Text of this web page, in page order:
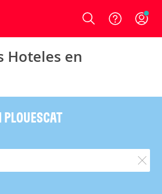
Login
Hoteles en
PLOUESCAT